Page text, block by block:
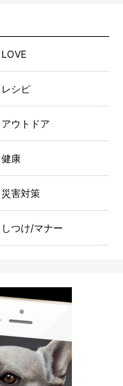
LOVE
レシピ
アウトドア
健康
災害対策
しつけ/マナー